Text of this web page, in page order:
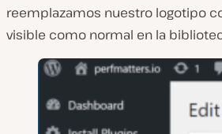
reemplazamos nuestro logotipo
visible como normal en la